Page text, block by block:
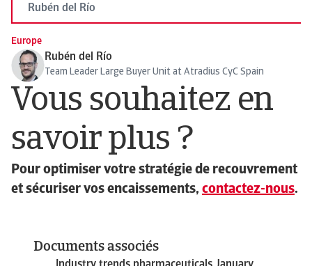
Rubén del Río
Europe
Rubén del Río
Team Leader Large Buyer Unit at Atradius CyC Spain
Vous souhaitez en
savoir plus ?
Pour optimiser votre stratégie de recouvrement
et sécuriser vos encaissements, contactez-nous.
Documents associés